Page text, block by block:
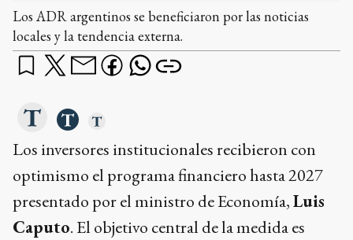
Los ADR argentinos se beneficiaron por las noticias
locales y la tendencia externa.
Los inversores institucionales recibieron con
optimismo el programa financiero hasta 2027
presentado por el ministro de Economía,Luis
Caputo. El objetivo central de la medida es